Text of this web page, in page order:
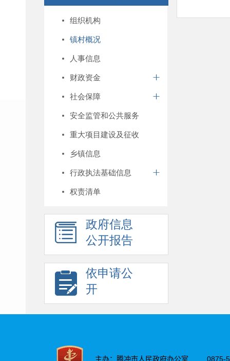
组织机构
镇村概况
人事信息
财政资金
社会保障
安全监管和公共服务
重大项目建设及征收
乡镇信息
行政执法基础信息
权责清单
政府信息
公开报告
依申请公
开